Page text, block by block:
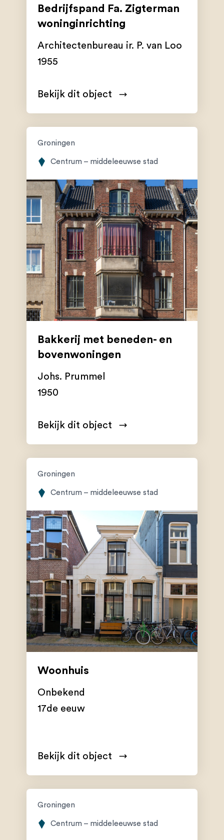
Bedrijfspand Fa. Zigterman
woninginrichting
Architectenbureau ir. P. van Loo
1955
Bekijk dit object
Groningen
Centrum – middeleeuwse stad
Bakkerij met beneden- en
bovenwoningen
Johs. Prummel
1950
Bekijk dit object
Groningen
Centrum – middeleeuwse stad
Woonhuis
Onbekend
17de eeuw
Bekijk dit object
Groningen
Centrum – middeleeuwse stad